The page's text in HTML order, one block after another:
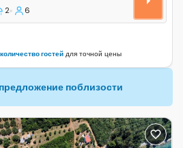
2 6
гостейдля точной цены
поблизости